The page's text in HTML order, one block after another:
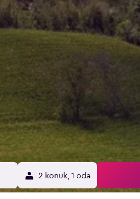
2 konuk, 1 oda